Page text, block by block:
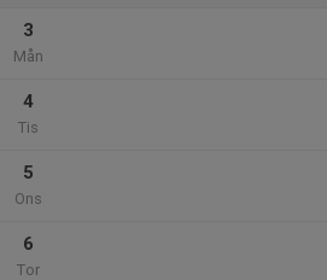
3
Mån
4
Tis
5
Ons
6
Tor